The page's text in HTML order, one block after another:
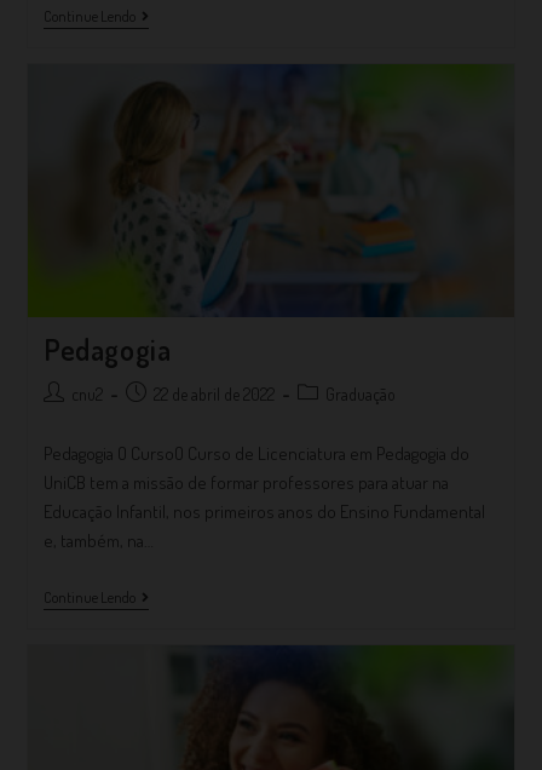
Continue Lendo
Pedagogia
cnu2 22 de abril de 2022 Graduação
Pedagogia O CursoO Curso de Licenciatura em Pedagogia do
UniCB tem a missão de formar professores para atuar na
Educação Infantil, nos primeiros anos do Ensino Fundamental
e, também, na…
Continue Lendo